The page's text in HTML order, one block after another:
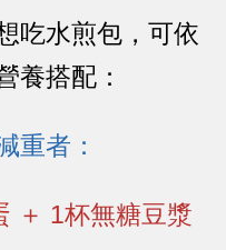
吃水煎包，可依
養搭配：
重者：
＋ 1杯無糖豆漿